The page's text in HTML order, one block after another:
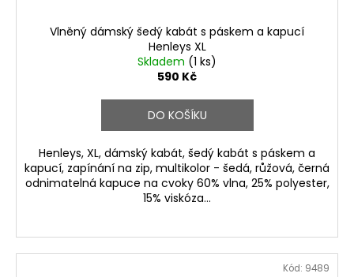
Vlněný dámský šedý kabát s páskem a kapucí
Henleys XL
Skladem (1 ks)
590 Kč
DO KOŠÍKU
Henleys, XL, dámský kabát, šedý kabát s páskem a
kapucí, zapínání na zip, multikolor - šedá, růžová, černá
odnimatelná kapuce na cvoky 60% vlna, 25% polyester,
15% viskóza...
Kód: 9489